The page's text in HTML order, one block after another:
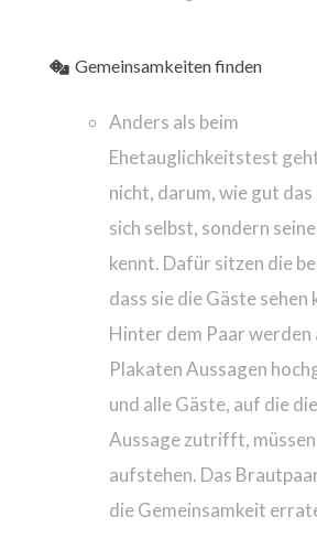
Gemeinsamkeiten finden
Anders als beim
Ehetauglichkeitstest
nicht, darum, wie gut
sich selbst, sondern
kennt. Dafür sitzen die
dass sie die Gäste sehen
Hinter dem Paar werden
Plakaten Aussagen
und alle Gäste, auf die
Aussage zutrifft, müssen
aufstehen. Das
die Gemeinsamkeit